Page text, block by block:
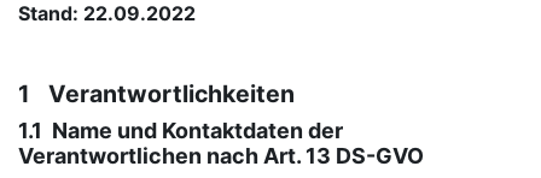
Stand: 22.09.2022
1 Verantwortlichkeiten
1.1 Name und Kontaktdaten der
Verantwortlichen nach Art. 13 DS-GVO